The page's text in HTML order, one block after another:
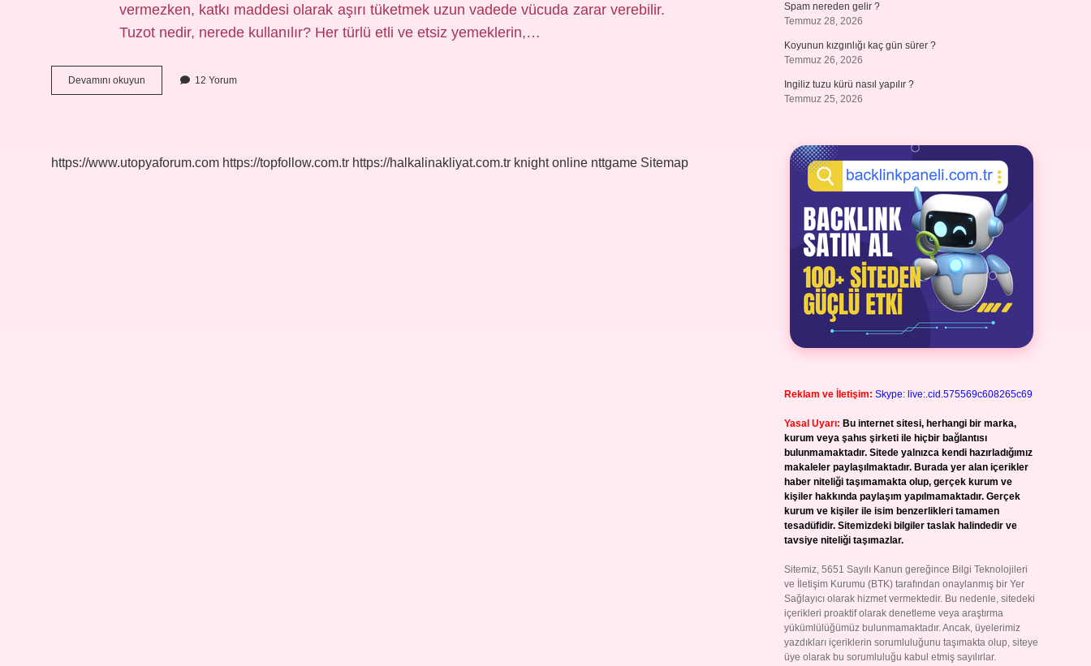
vermezken, katkı maddesi olarak aşırı tüketmek uzun vadede vücuda zarar verebilir.
Tuzot nedir, nerede kullanılır? Her türlü etli ve etsiz yemeklerin,…
Devamını okuyun
Hangi
12 Yorum
https://www.utopyaforum.com https://topfollow.com.tr https://halkalinakliyat.com.tr knight online nttgame Sitemap
Spam nereden gelir ?
Temmuz 28, 2026
Koyunun kızgınlığı kaç gün sürer ?
Temmuz 26, 2026
Ingiliz tuzu kürü nasıl yapılır ?
Temmuz 25, 2026
Reklam ve İletişim: Skype: live:.cid.575569c608265c69
Yasal Uyarı: Bu internet sitesi, herhangi bir marka,
kurum veya şahıs şirketi ile hiçbir bağlantısı
bulunmamaktadır. Sitede yalnızca kendi hazırladığımız
makaleler paylaşılmaktadır. Burada yer alan içerikler
haber niteliği taşımamakta olup, gerçek kurum ve
kişiler hakkında paylaşım yapılmamaktadır. Gerçek
kurum ve kişiler ile isim benzerlikleri tamamen
tesadüfidir. Sitemizdeki bilgiler taslak halindedir ve
tavsiye niteliği taşımazlar.
Sitemiz, 5651 Sayılı Kanun gereğince Bilgi Teknolojileri
ve İletişim Kurumu (BTK) tarafından onaylanmış bir Yer
Sağlayıcı olarak hizmet vermektedir. Bu nedenle, sitedeki
içerikleri proaktif olarak denetleme veya araştırma
yükümlülüğümüz bulunmamaktadır. Ancak, üyelerimiz
yazdıkları içeriklerin sorumluluğunu taşımakta olup, siteye
üye olarak bu sorumluluğu kabul etmiş sayılırlar.